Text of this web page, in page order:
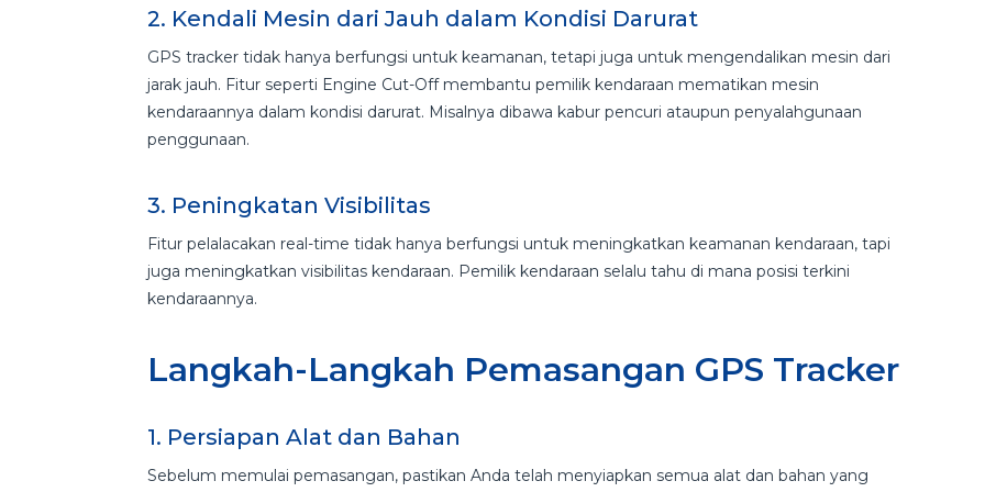
2. Kendali Mesin dari Jauh dalam Kondisi Darurat
GPS tracker tidak hanya berfungsi untuk keamanan, tetapi juga untuk mengendalikan mesin dari
jarak jauh. Fitur seperti Engine Cut-Off membantu pemilik kendaraan mematikan mesin
kendaraannya dalam kondisi darurat. Misalnya dibawa kabur pencuri ataupun penyalahgunaan
penggunaan.
3. Peningkatan Visibilitas
Fitur pelalacakan real-time tidak hanya berfungsi untuk meningkatkan keamanan kendaraan, tapi
juga meningkatkan visibilitas kendaraan. Pemilik kendaraan selalu tahu di mana posisi terkini
kendaraannya.
Langkah-Langkah Pemasangan GPS Tracker
1. Persiapan Alat dan Bahan
Sebelum memulai pemasangan, pastikan Anda telah menyiapkan semua alat dan bahan yang